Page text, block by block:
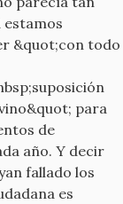
estamos
&quot;con todo
para
de
año. Y decir
fallado los
es